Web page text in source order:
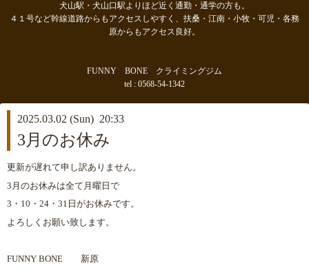
犬山駅・犬山口駅よりほど近く通勤・通学の方も。
４１号など幹線道路からもアクセスしやすく、扶桑・江南・小牧・可児・各務
原からもアクセス良好。
FUNNY BONE クライミングジム
tel : 0568-54-1342
2025.03.02 (Sun) 20:33
3月のお休み
更新が遅れて申し訳ありません。
3月のお休みは全て月曜日で
3・10・24・31日がお休みです。
よろしくお願い致します。
FUNNY BONE 新原